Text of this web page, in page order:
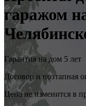
гаражом
Гарантия на дом 5 лет
Договор и поэтапная
Цена не изменится в